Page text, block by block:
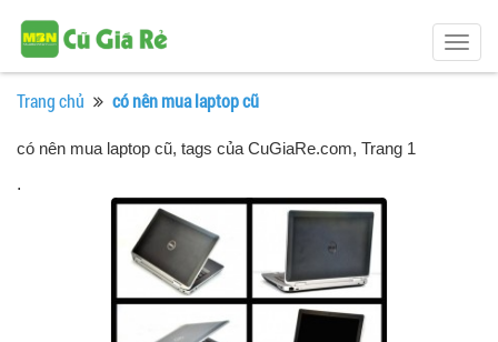
Trang chủ có nên mua laptop cũ
có nên mua laptop cũ, tags của CuGiaRe.com, Trang 1
.